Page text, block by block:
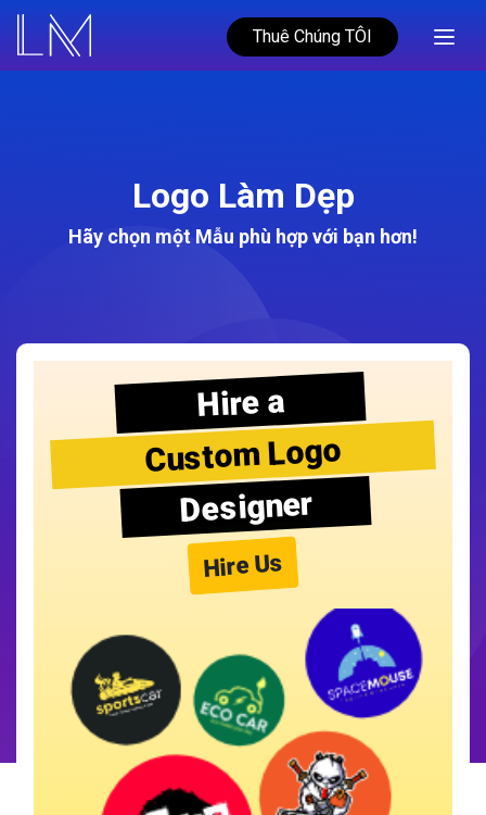
Thuê Chúng TÔI
Logo Làm Dẹp
Hãy chọn một Mẫu phù hợp với bạn hơn!
Hire a
Custom Logo
Designer
Hire Us